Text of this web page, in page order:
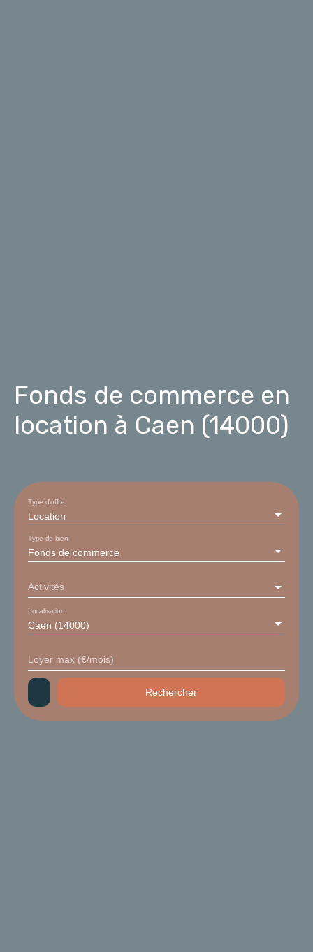
Fonds de commerce en
location à Caen (14000)
Location
Type d'offre
Fonds de commerce
Type de bien
Activités
Caen (14000)
Localisation
Loyer max (€/mois)
Rechercher